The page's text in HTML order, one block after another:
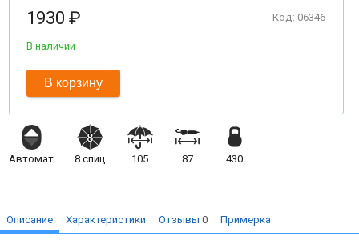
Код: 06346
1930 ₽
В наличии
В корзину
Автомат 8 спиц 105 87 430
Описание Характеристики Отзывы0 Примерка